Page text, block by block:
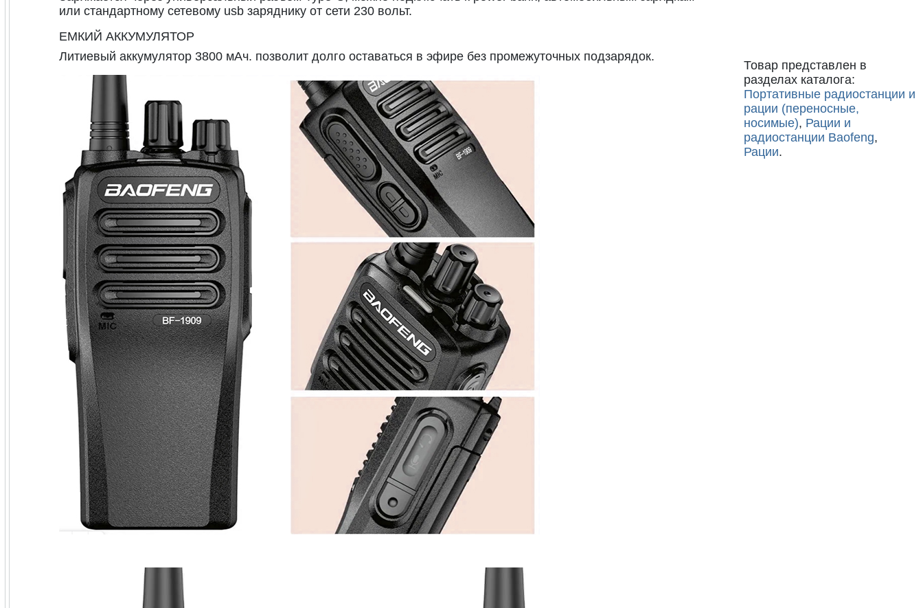
или стандартному сетевому usb заряднику от сети 230 вольт.
ЕМКИЙ АККУМУЛЯТОР
Литиевый аккумулятор 3800 мАч. позволит долго оставаться в эфире без промежуточных подзарядок.
Товар представлен в
разделах каталога:
Портативные радиостанции и
рации (переносные,
носимые), Рации и
радиостанции Baofeng,
Рации.